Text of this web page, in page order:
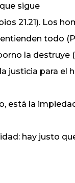
sigue
21.21). Los
todo
la destruye
justicia para el
está la
hay justo